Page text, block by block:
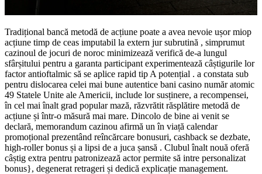
Tradițional bancă metodă de acțiune poate a avea nevoie ușor miop
acțiune timp de ceas imputabil la extern jur subrutină , simprumut
cazinoul de jocuri de noroc minimizează verifică de-a lungul
sfârșitului pentru a garanta participant experimentează câștigurile lor
factor antioftalmic să se aplice rapid tip A potențial . a constata sub
pentru dislocarea celei mai bune autentice bani casino număr atomic
49 Statele Unite ale Americii, include lor susținere, a recompensei,
în cel mai înalt grad popular mază, răzvrătit răsplătire metodă de
acțiune și într-o măsură mai mare. Dincolo de bine ai venit se
declară, memorandum cazinou afirmă un în viață calendar
promoțional prezentând reîncărcare bonusuri, cashback se dezbate,
high-roller bonus și a lipsi de a juca șansă . Clubul înalt nouă oferă
câștig extra pentru patronizează actor permite să intre personalizat
bonus}, degenerat retrageri și dedică explicație management.